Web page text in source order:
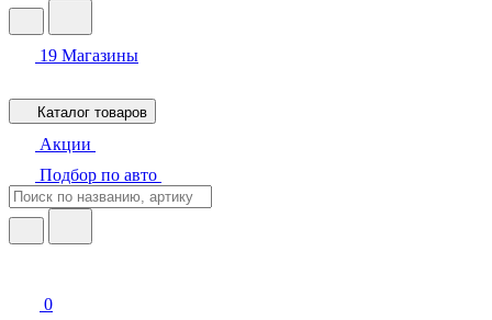
19 Магазины
Каталог товаров
Акции
Подбор по авто
0